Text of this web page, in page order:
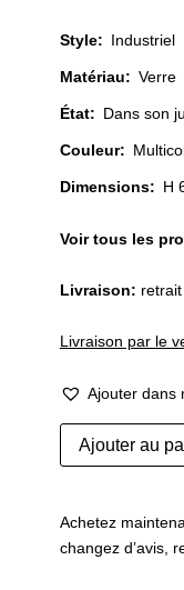
Style: Industriel
Matériau: Verre
État: Dans son
Couleur:
Dimensions: H
Voir tous les
Livraison:
Livraison par le
Ajouter dans
quantité
de
laiton
Ajouter au
Achetez
changez d’avis,